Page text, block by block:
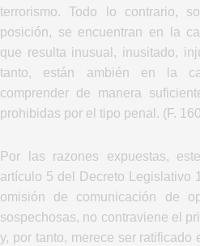
terrorismo. Todo lo contrario,
posición, se encuentran en la
que resulta inusual, inusitado,
tanto, están ambién en la
comprender de manera
prohibidas por el tipo penal. (F.
Por las razones expuestas,
artículo 5 del Decreto Legislativo
omisión de comunicación de
sospechosas, no contraviene el
y, por tanto, merece ser